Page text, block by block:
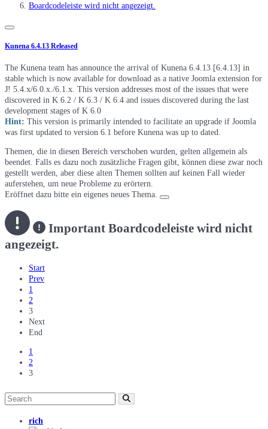
Boardcodeleiste wird nicht angezeigt.
Kunena 6.4.13 Released
The Kunena team has announce the arrival of Kunena 6.4.13 [6.4.13] in
stable which is now available for download as a native Joomla extension for
J! 5.4.x/6.0.x./6.1.x. This version addresses most of the issues that were
discovered in K 6.2 / K 6.3 / K 6.4 and issues discovered during the last
development stages of K 6.0
Hint: This version is primarily intended to facilitate an upgrade if Joomla
was first updated to version 6.1 before Kunena was up to dated.
Themen, die in diesen Bereich verschoben wurden, gelten allgemein als
beendet. Falls es dazu noch zusätzliche Fragen gibt, können diese zwar noch
gestellt werden, aber diese alten Themen sollten auf keinen Fall wieder
auferstehen, um neue Probleme zu erörtern.
Eröffnet dazu bitte ein eigenes neues Thema.
Important Boardcodeleiste wird nicht
angezeigt.
Start
Prev
1
2
3
Next
End
1
2
3
rich